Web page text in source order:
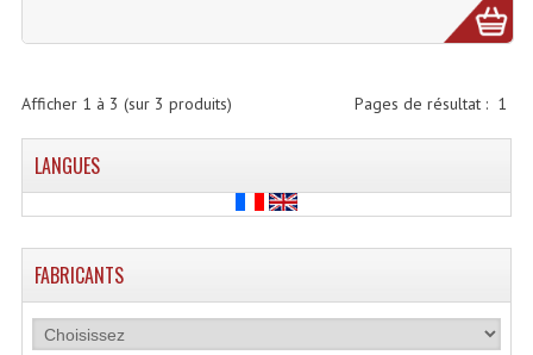
Lecteurs Lasers Simple Et Mp3 (rack 19")
Digital Package Et Logiciel
Pages de résultat : 1
Afficher 1 à 3 (sur 3 produits)
LANGUES
FABRICANTS